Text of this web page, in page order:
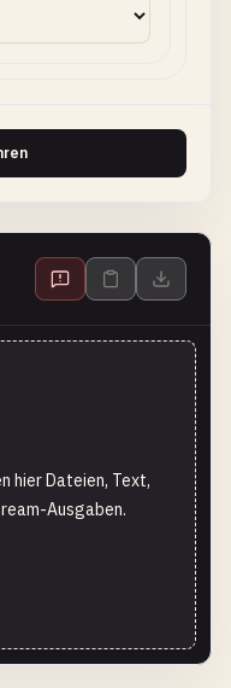
hier Dateien, Text,
Ausgaben.